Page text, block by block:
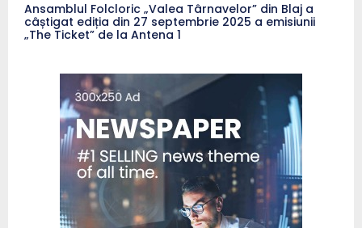
Ansamblul Folcloric „Valea Târnavelor” din Blaj a
câștigat ediția din 27 septembrie 2025 a emisiunii
„The Ticket” de la Antena 1